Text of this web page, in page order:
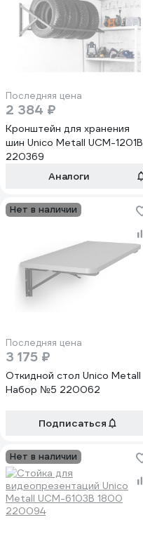
Последняя цена
2 384 ₽
Кронштейн для хранения
шин Unico Metall UCM-1201B
220369
Аналоги
Нет в наличии
Последняя цена
3 175 ₽
Откидной стол Unico Metall
Набор №5 220062
Подписаться
Нет в наличии